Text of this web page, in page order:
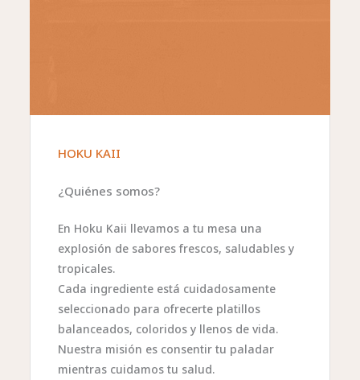
HOKU KAII
¿Quiénes somos?
En Hoku Kaii llevamos a tu mesa una
explosión de sabores frescos, saludables y
tropicales.
Cada ingrediente está cuidadosamente
seleccionado para ofrecerte platillos
balanceados, coloridos y llenos de vida.
Nuestra misión es consentir tu paladar
mientras cuidamos tu salud.